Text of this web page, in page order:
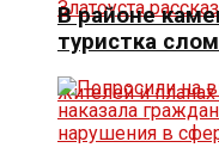
В районе
туристка